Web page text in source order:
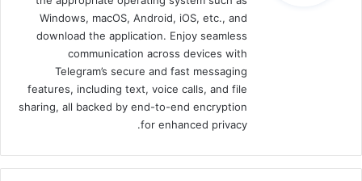
Windows, macOS, Android, iOS, etc., and
download the application. Enjoy seamless
communication across devices with
Telegram’s secure and fast messaging
features, including text, voice calls, and file
sharing, all backed by end-to-end encryption
for enhanced privacy.